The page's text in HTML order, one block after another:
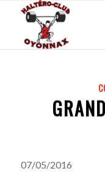
07/05/2016